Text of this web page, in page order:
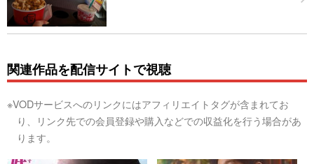
関連作品を配信サイトで視聴
※VODサービスへのリンクにはアフィリエイトタグが含まれてお
り、リンク先での会員登録や購入などでの収益化を行う場合があ
ります。